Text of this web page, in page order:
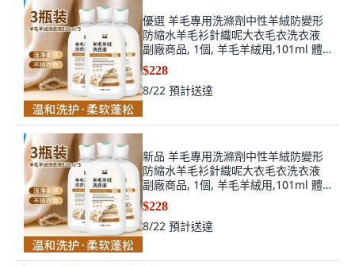
優選 羊毛專用洗滌劑中性羊絨防變形
防縮水羊毛衫針織呢大衣毛衣洗衣液
副廠商品, 1個, 羊毛羊絨用,101ml 體
驗裝
$228
8/22 預計送達
新品 羊毛專用洗滌劑中性羊絨防變形
防縮水羊毛衫針織呢大衣毛衣洗衣液
副廠商品, 1個, 羊毛羊絨用,101ml 體
驗裝
$228
8/22 預計送達